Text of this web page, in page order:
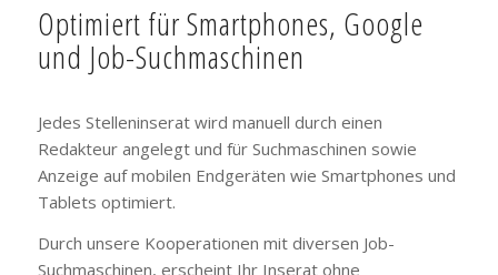
Optimiert für Smartphones, Google
und Job-Suchmaschinen
Jedes Stelleninserat wird manuell durch einen
Redakteur angelegt und für Suchmaschinen sowie
Anzeige auf mobilen Endgeräten wie Smartphones und
Tablets optimiert.
Durch unsere Kooperationen mit diversen Job-
Suchmaschinen, erscheint Ihr Inserat ohne